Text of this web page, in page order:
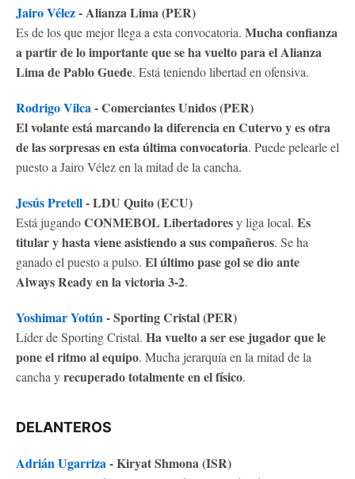
Jairo Vélez- Alianza Lima (PER)
Es de los que mejor llega a esta convocatoria. Mucha confianza
a partir de lo importante que se ha vuelto para el Alianza
Lima de Pablo Guede. Está teniendo libertad en ofensiva.
Rodrigo Vilca- Comerciantes Unidos (PER)
El volante está marcando la diferencia en Cutervo y es otra
de las sorpresas en esta última convocatoria. Puede pelearle el
puesto a Jairo Vélez en la mitad de la cancha.
Jesús Pretell- LDU Quito (ECU)
Está jugandoCONMEBOL Libertadoresy liga local. Es
titular y hasta viene asistiendo a sus compañeros. Se ha
ganado el puesto a pulso. El último pase gol se dio ante
Always Ready en la victoria 3-2.
Yoshimar Yotún- Sporting Cristal (PER)
Líder de Sporting Cristal. Ha vuelto a ser ese jugador que le
pone el ritmo al equipo. Mucha jerarquía en la mitad de la
cancha yrecuperado totalmente en el físico.
DELANTEROS
Adrián Ugarriza- Kiryat Shmona (ISR)